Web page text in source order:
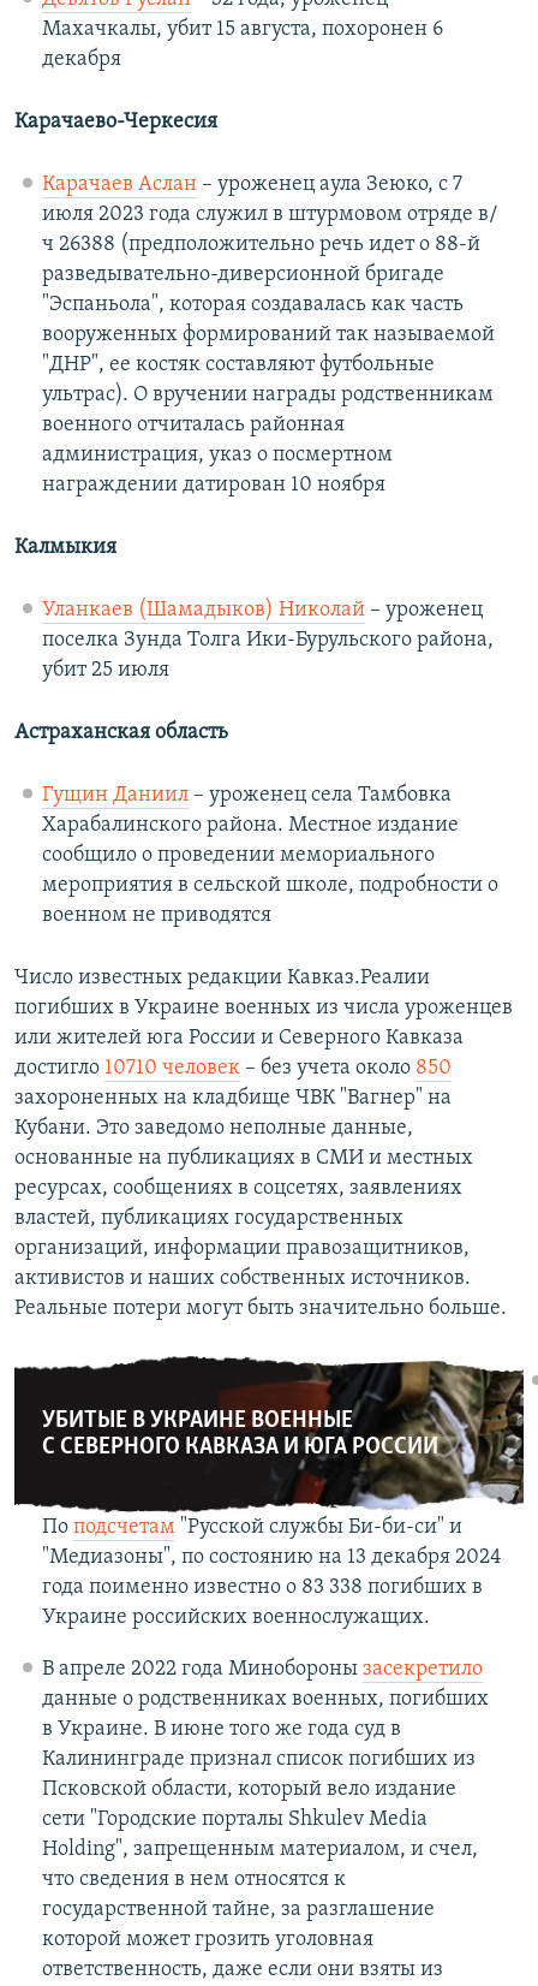
Махачкалы, убит 15 августа, похоронен 6
декабря
Карачаево-Черкесия
Карачаев Аслан– уроженец аула Зеюко, с 7
июля 2023 года служил в штурмовом отряде в/
ч 26388 (предположительно речь идет о 88-й
разведывательно-диверсионной бригаде
"Эспаньола", которая создавалась как часть
вооруженных формирований так называемой
"ДНР", ее костяк составляют футбольные
ультрас). О вручении награды родственникам
военного отчиталась районная
администрация, указ о посмертном
награждении датирован 10 ноября
Калмыкия
Уланкаев (Шамадыков) Николай– уроженец
поселка Зунда Толга Ики-Бурульского района,
убит 25 июля
Астраханская область
Гущин Даниил– уроженец села Тамбовка
Харабалинского района. Местное издание
сообщило о проведении мемориального
мероприятия в сельской школе, подробности о
военном не приводятся
Число известных редакции Кавказ.Реалии
погибших в Украине военных из числа уроженцев
или жителей юга России и Северного Кавказа
достигло 10710 человек – без учета около 850
захороненных на кладбище ЧВК "Вагнер" на
Кубани. Это заведомо неполные данные,
основанные на публикациях в СМИ и местных
ресурсах, сообщениях в соцсетях, заявлениях
властей, публикациях государственных
организаций, информации правозащитников,
активистов и наших собственных источников.
Реальные потери могут быть значительно больше.
УБИТЫЕ В УКРАИНЕ ВОЕННЫЕ
С СЕВЕРНОГО КАВКАЗА И ЮГА РОССИИ
По подсчетам"Русской службы Би-би-си" и
"Медиазоны", по состоянию на 13 декабря 2024
года поименно известно о 83 338 погибших в
Украине российских военнослужащих.
В апреле 2022 года Минобороны засекретило
данные о родственниках военных, погибших
в Украине. В июне того же года суд в
Калининграде признал список погибших из
Псковской области, который вело издание
сети "Городские порталы Shkulev Media
Holding", запрещенным материалом, и счел,
что сведения в нем относятся к
государственной тайне, за разглашение
которой может грозить уголовная
ответственность, даже если они взяты из